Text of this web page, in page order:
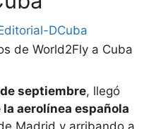
DCuba
de World2Fly a Cuba
septiembre, llegó
aerolínea española
Madrid y arribando a